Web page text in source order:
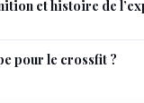
et histoire de
pour le crossfit ?